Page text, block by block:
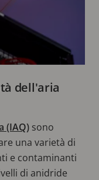
dell'aria
(IAQ) sono
una varietà di
e contaminanti
di anidride